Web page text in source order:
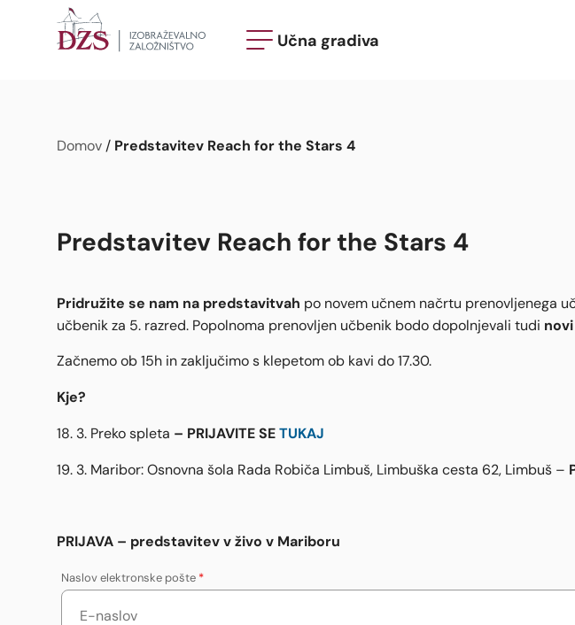
Učna gradiva
Domov / Predstavitev Reach for the Stars 4
Predstavitev Reach for the Stars 4
Pridružite se nam na predstavitvah po novem učnem načrtu prenovljenega
učbenik za 5. razred. Popolnoma prenovljen učbenik bodo dopolnjevali tudi
Začnemo ob 15h in zaključimo s klepetom ob kavi do 17.30.
Kje?
18. 3. Preko spleta – PRIJAVITE SE TUKAJ
19. 3. Maribor: Osnovna šola Rada Robiča Limbuš, Limbuška cesta 62, Limbuš –
PRIJAVA – predstavitev v živo v Mariboru
Naslov elektronske pošte *